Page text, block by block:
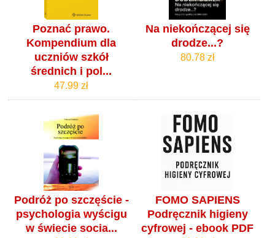
Poznać prawo.
Kompendium dla
uczniów szkół
średnich i pol...
47.99 zł
Na niekończącej się
drodze...?
80.78 zł
Podróż po szczęście -
psychologia wyścigu
w świecie socia...
FOMO SAPIENS
Podręcznik higieny
cyfrowej - ebook PDF